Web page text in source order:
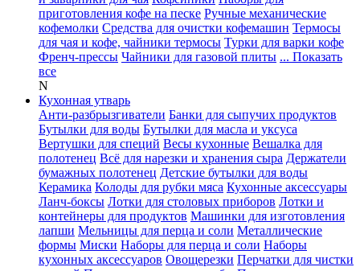
приготовления кофе на песке Ручные механические
кофемолки Средства для очистки кофемашин Термосы
для чая и кофе, чайники термосы Турки для варки кофе
Френч-прессы Чайники для газовой плиты ... Показать
все
N
Кухонная утварь
Анти-разбрызгиватели Банки для сыпучих продуктов
Бутылки для воды Бутылки для масла и уксуса
Вертушки для специй Весы кухонные Вешалка для
полотенец Всё для нарезки и хранения сыра Держатели
бумажных полотенец Детские бутылки для воды
Керамика Колоды для рубки мяса Кухонные аксессуары
Ланч-боксы Лотки для столовых приборов Лотки и
контейнеры для продуктов Машинки для изготовления
лапши Мельницы для перца и соли Металлические
формы Миски Наборы для перца и соли Наборы
кухонных аксессуаров Овощерезки Перчатки для чистки